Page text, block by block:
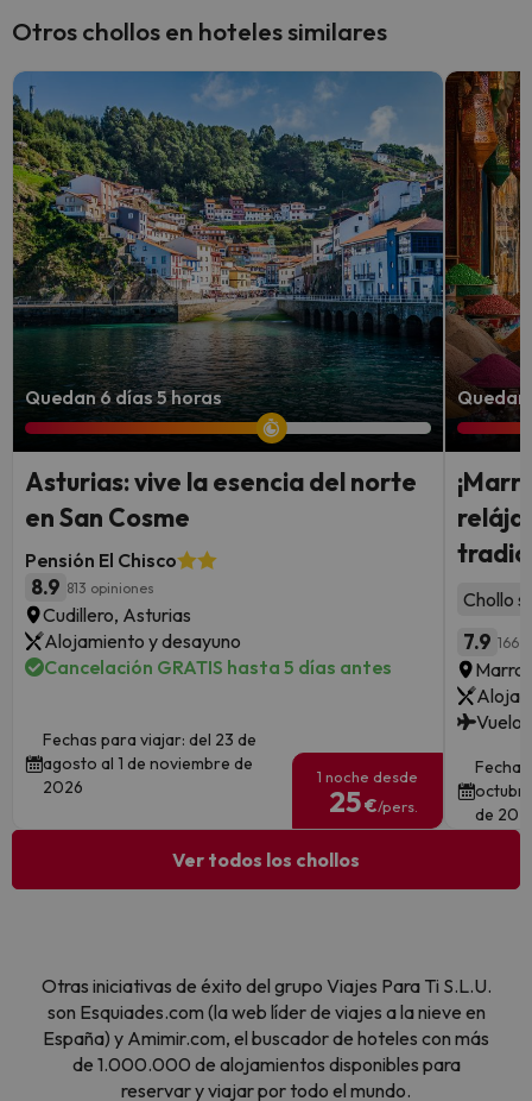
Otros chollos en hoteles similares
Quedan 6 días 5 horas
Asturias: vive la esencia del norte
en San Cosme
Pensión El Chisco
8.9 813 opiniones
Cudillero, Asturias
Alojamiento y desayuno
Cancelación GRATIS hasta 5 días antes
Fechas para viajar: del 23 de
agosto al 1 de noviembre de
2026
1 noche desde
25€/pers.
Chollo
7.9 166
de
Ver todos los chollos
Otras iniciativas de éxito del grupo Viajes Para Ti S.L.U.
son Esquiades.com (la web líder de viajes a la nieve en
España) y Amimir.com, el buscador de hoteles con más
de 1.000.000 de alojamientos disponibles para
reservar y viajar por todo el mundo.